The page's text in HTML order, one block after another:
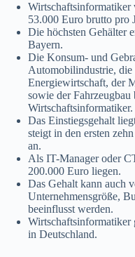
Wirtschaftsinformatiker
53.000 Euro brutto pro
Die höchsten Gehälter
Bayern.
Die Konsum- und
Automobilindustrie,
Energiewirtschaft, der
sowie der
Wirtschaftsinformatiker.
Das Einstiegsgehalt
steigt in den ersten
an.
Als IT-Manager oder
200.000 Euro liegen.
Das Gehalt kann auch
Unternehmensgröße,
beeinflusst werden.
Wirtschaftsinformatiker
in Deutschland.